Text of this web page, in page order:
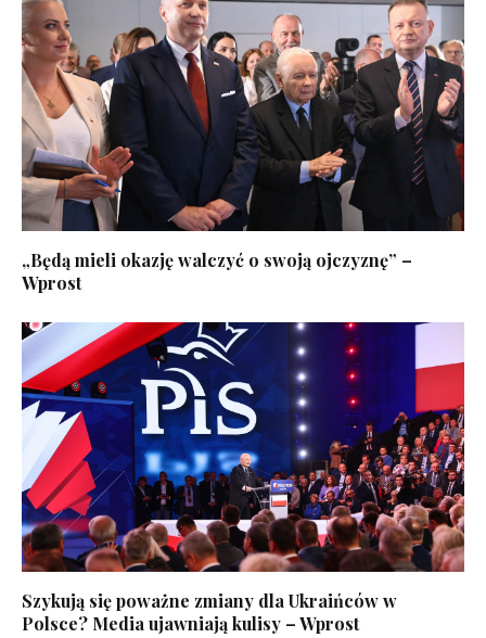
„Będą mieli okazję walczyć o swoją ojczyznę” –
Wprost
Szykują się poważne zmiany dla Ukraińców w
Polsce? Media ujawniają kulisy – Wprost